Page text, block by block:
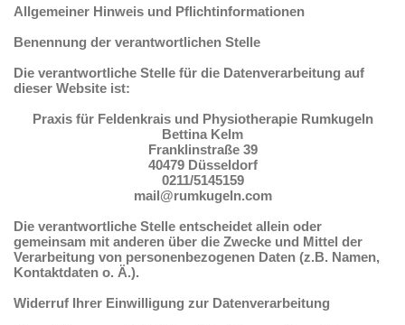
Allgemeiner Hinweis und Pflichtinformationen
Benennung der verantwortlichen Stelle
Die verantwortliche Stelle für die Datenverarbeitung auf
dieser Website ist:
Praxis für Feldenkrais und Physiotherapie Rumkugeln
Bettina Kelm
Franklinstraße 39
40479 Düsseldorf
0211/5145159
mail@rumkugeln.com
Die verantwortliche Stelle entscheidet allein oder
gemeinsam mit anderen über die Zwecke und Mittel der
Verarbeitung von personenbezogenen Daten (z.B. Namen,
Kontaktdaten o. Ä.).
Widerruf Ihrer Einwilligung zur Datenverarbeitung